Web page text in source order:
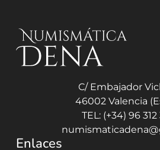
C/ Embajador
46002 Valencia
TEL: (+34) 96 312
Enlaces